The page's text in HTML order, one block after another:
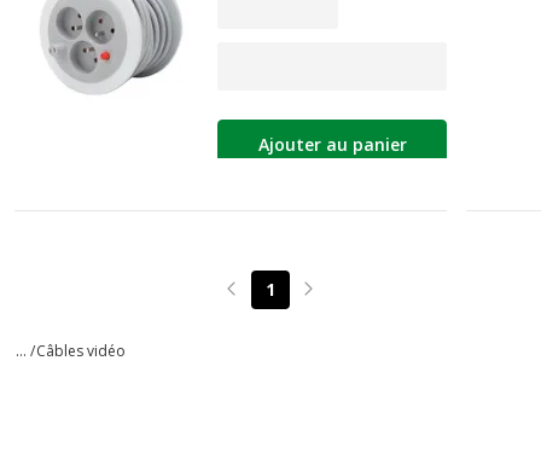
Ajouter au panier
Page précédente
1 Page suivante
... /Câbles vidéo